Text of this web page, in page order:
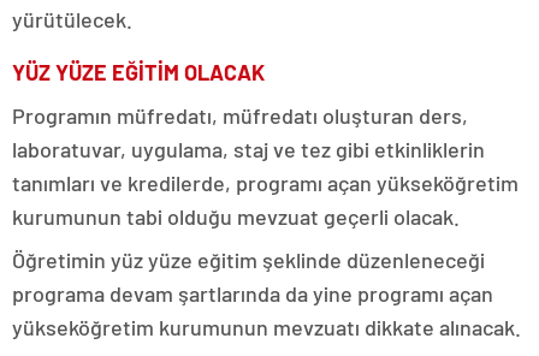
yürütülecek.
YÜZ YÜZE EĞİTİM OLACAK
Programın müfredatı, müfredatı oluşturan ders,
laboratuvar, uygulama, staj ve tez gibi etkinliklerin
tanımları ve kredilerde, programı açan yükseköğretim
kurumunun tabi olduğu mevzuat geçerli olacak.
Öğretimin yüz yüze eğitim şeklinde düzenleneceği
programa devam şartlarında da yine programı açan
yükseköğretim kurumunun mevzuatı dikkate alınacak.